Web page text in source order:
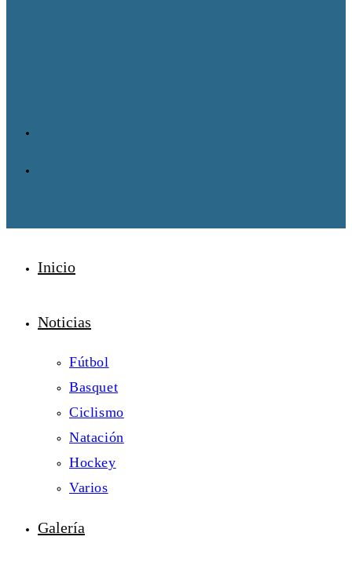
Inicio
Noticias
Fútbol
Basquet
Ciclismo
Natación
Hockey
Varios
Galería